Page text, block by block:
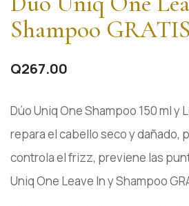
Shampoo GRATIS
Q267.00
Dúo Uniq One Shampoo 150 ml y
repara el cabello seco y dañado,
controla el frizz, previene las
Uniq One Leave In y Shampoo